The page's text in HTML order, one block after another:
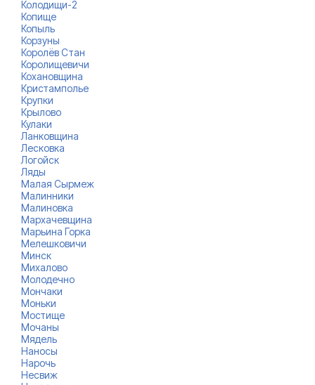
Колодищи-2
Копище
Копыль
Корзуны
Королёв Стан
Королищевичи
Кохановщина
Кристамполье
Крупки
Крылово
Кулаки
Ланковщина
Лесковка
Логойск
Ляды
Малая Сырмеж
Малинники
Малиновка
Мархачевщина
Марьина Горка
Мелешковичи
Минск
Михалово
Молодечно
Мончаки
Моньки
Мостище
Мочаны
Мядель
Наносы
Нарочь
Несвиж